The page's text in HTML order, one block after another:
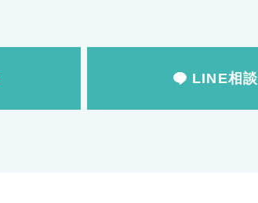
LINE相談